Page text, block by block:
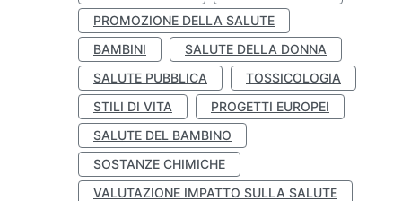
PROMOZIONE DELLA SALUTE
BAMBINI
SALUTE DELLA DONNA
SALUTE PUBBLICA
TOSSICOLOGIA
STILI DI VITA
PROGETTI EUROPEI
SALUTE DEL BAMBINO
SOSTANZE CHIMICHE
VALUTAZIONE IMPATTO SULLA SALUTE